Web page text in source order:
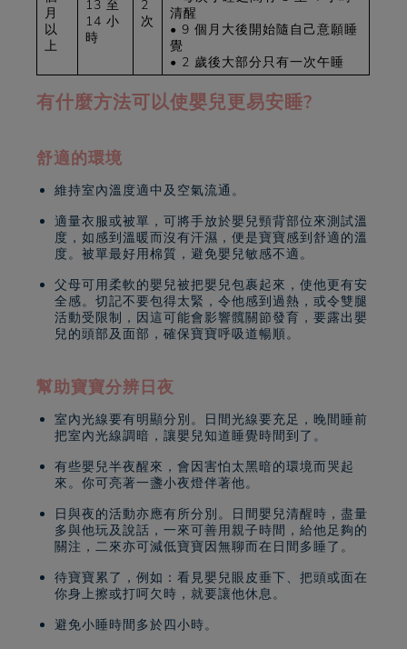
月
以
上
13 至
14 小
時
2
次
清醒
• 9 個月大後開始隨自己意願睡
覺
• 2 歲後大部分只有一次午睡
有什麼方法可以使嬰兒更易安睡?
舒適的環境
維持室內溫度適中及空氣流通。
適量衣服或被單，可將手放於嬰兒頸背部位來測試溫
度，如感到溫暖而沒有汗濕，便是寶寶感到舒適的溫
度。被單最好用棉質，避免嬰兒敏感不適。
父母可用柔軟的嬰兒被把嬰兒包裹起來，使他更有安
全感。切記不要包得太緊，令他感到過熱，或令雙腿
活動受限制，因這可能會影響髖關節發育，要露出嬰
兒的頭部及面部，確保寶寶呼吸道暢順。
幫助寶寶分辨日夜
室內光線要有明顯分別。日間光線要充足，晚間睡前
把室內光線調暗，讓嬰兒知道睡覺時間到了。
有些嬰兒半夜醒來，會因害怕太黑暗的環境而哭起
來。你可亮著一盞小夜燈伴著他。
日與夜的活動亦應有所分別。日間嬰兒清醒時，盡量
多與他玩及說話，一來可善用親子時間，給他足夠的
關注，二來亦可減低寶寶因無聊而在日間多睡了。
待寶寶累了，例如：看見嬰兒眼皮垂下、把頭或面在
你身上擦或打呵欠時，就要讓他休息。
避免小睡時間多於四小時。